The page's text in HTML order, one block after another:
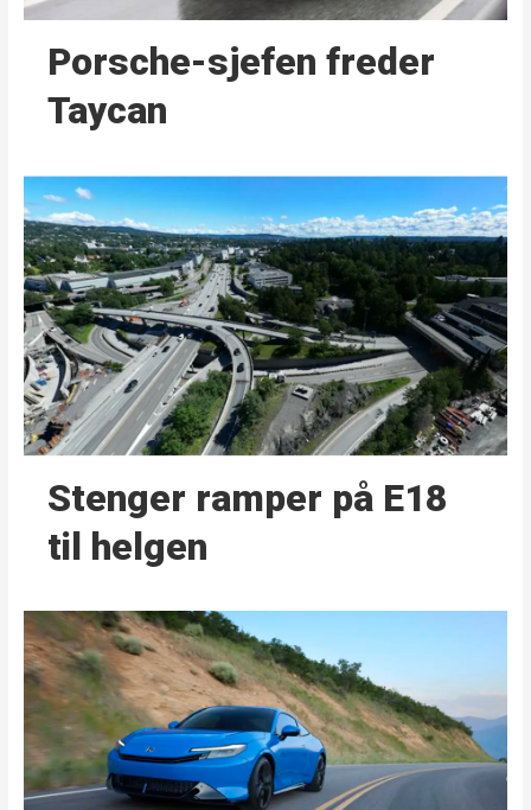
Porsche-sjefen freder
Taycan
Stenger ramper på E18
til helgen